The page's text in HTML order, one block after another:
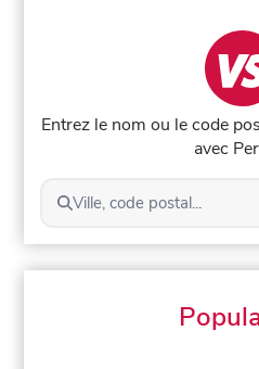
Entrez le nom ou le code
avec
Ville, code postal...